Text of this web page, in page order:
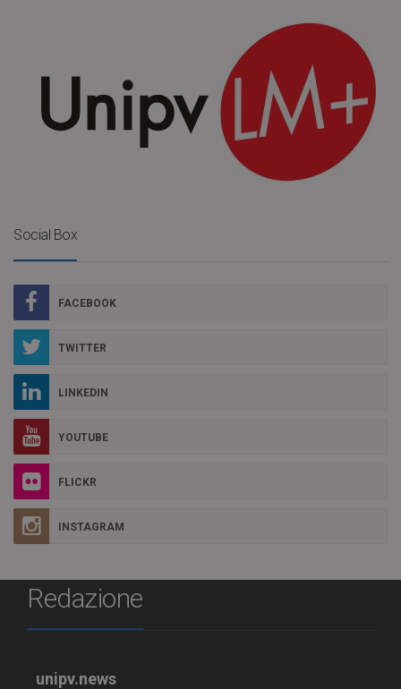
Social Box
FACEBOOK
TWITTER
LINKEDIN
YOUTUBE
FLICKR
INSTAGRAM
Redazione
unipv.news